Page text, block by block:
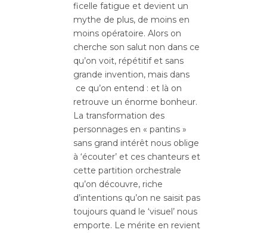
ficelle fatigue et devient un
mythe de plus, de moins en
moins opératoire. Alors on
cherche son salut non dans ce
qu’on voit, répétitif et sans
grande invention, mais dans
ce qu’on entend : et là on
retrouve un énorme bonheur.
La transformation des
personnages en « pantins »
sans grand intérêt nous oblige
à ‘écouter’ et ces chanteurs et
cette partition orchestrale
qu’on découvre, riche
d’intentions qu’on ne saisit pas
toujours quand le ‘visuel’ nous
emporte. Le mérite en revient